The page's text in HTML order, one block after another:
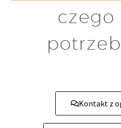
czego
Kontakt z